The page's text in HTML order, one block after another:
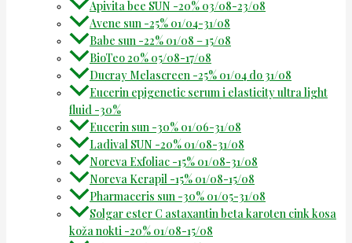
Apivita bee SUN -20% 03/08-23/08
Avene sun -25% 01/04-31/08
Babe sun -22% 01/08 – 15/08
BioTeo 20% 05/08-17/08
Ducray Melascreen -25% 01/04 do 31/08
Eucerin epigenetic serum i elasticity ultra light
fluid -30%
Eucerin sun -30% 01/06-31/08
Ladival SUN -20% 01/08-31/08
Noreva Exfoliac -15% 01/08-31/08
Noreva Kerapil -15% 01/08-15/08
Pharmaceris sun -30% 01/05-31/08
Solgar ester C astaxantin beta karoten cink kosa
koža nokti -20% 01/08-15/08